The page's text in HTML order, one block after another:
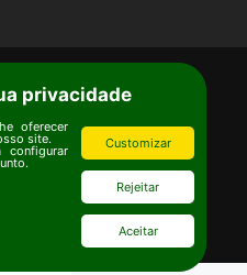
|Estatuto
de Pesquisas
privacidade
oferecer
site.
configurar Customizar
Rejeitar
Aceitar